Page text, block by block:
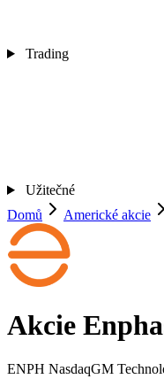
Trading
Užitečné
Domů
Americké akcie
Akcie
ENPH NasdaqGM